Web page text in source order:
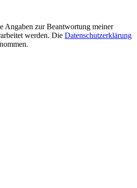
Angaben zur Beantwortung meiner
werden. Die Datenschutzerklärung